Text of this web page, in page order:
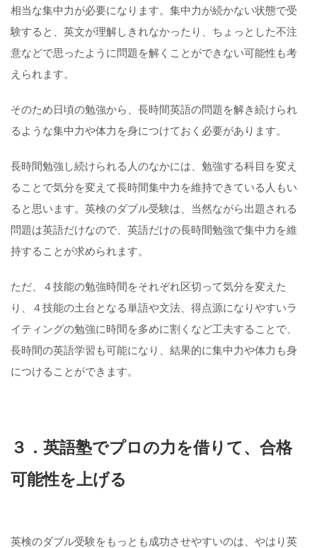
相当な集中力が必要になります。集中力が続かない状態で受
験すると、英文が理解しきれなかったり、ちょっとした不注
意などで思ったように問題を解くことができない可能性も考
えられます。
そのため日頃の勉強から、長時間英語の問題を解き続けられ
るような集中力や体力を身につけておく必要があります。
長時間勉強し続けられる人のなかには、勉強する科目を変え
ることで気分を変えて長時間集中力を維持できている人もい
ると思います。英検のダブル受験は、当然ながら出題される
問題は英語だけなので、英語だけの長時間勉強で集中力を維
持することが求められます。
ただ、４技能の勉強時間をそれぞれ区切って気分を変えた
り、４技能の土台となる単語や文法、得点源になりやすいラ
イティングの勉強に時間を多めに割くなど工夫することで、
長時間の英語学習も可能になり、結果的に集中力や体力も身
につけることができます。
３．英語塾でプロの力を借りて、合格
可能性を上げる
英検のダブル受験をもっとも成功させやすいのは、やはり英